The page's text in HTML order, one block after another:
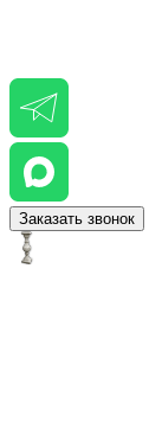
Заказать звонок